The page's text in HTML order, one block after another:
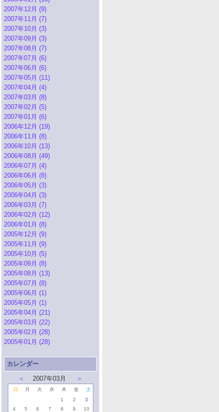
2007年12月 (9)
2007年11月 (7)
2007年10月 (3)
2007年09月 (3)
2007年08月 (7)
2007年07月 (6)
2007年06月 (6)
2007年05月 (11)
2007年04月 (4)
2007年03月 (8)
2007年02月 (5)
2007年01月 (6)
2006年12月 (19)
2006年11月 (8)
2006年10月 (13)
2006年08月 (49)
2006年07月 (4)
2006年06月 (8)
2006年05月 (3)
2006年04月 (3)
2006年03月 (7)
2006年02月 (12)
2006年01月 (8)
2005年12月 (9)
2005年11月 (9)
2005年10月 (5)
2005年09月 (8)
2005年08月 (13)
2005年07月 (8)
2005年06月 (1)
2005年05月 (1)
2005年04月 (21)
2005年03月 (22)
2005年02月 (28)
2005年01月 (28)
カレンダー
＜
2007年03月 ＞
日 月 火 水 木 金
土
1
2
3
4
5 6 7 8 9
10